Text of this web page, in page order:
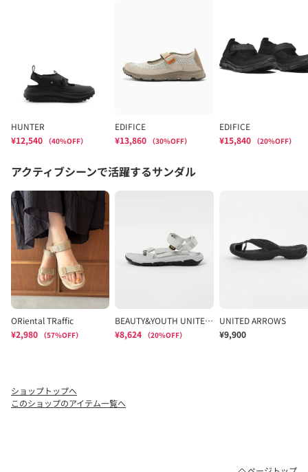
ショップトップへ
このショップのアイテム一覧へ